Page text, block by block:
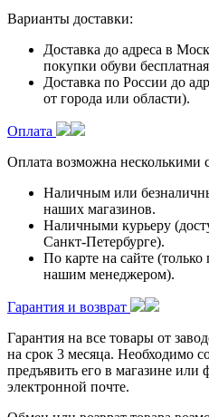
Варианты доставки:
Доставка до адреса в
покупки обуви
Доставка по России до
от города или области).
Оплата
Оплата возможна несколькими
Наличным или
наших магазинов.
Наличными курьеру
Санкт-Петербурге).
По карте на сайте (только
нашим менеджером).
Гарантия и возврат
Гарантия на все товары от
на срок 3 месяца. Необходимо
предъявить его в магазине
электронной почте.